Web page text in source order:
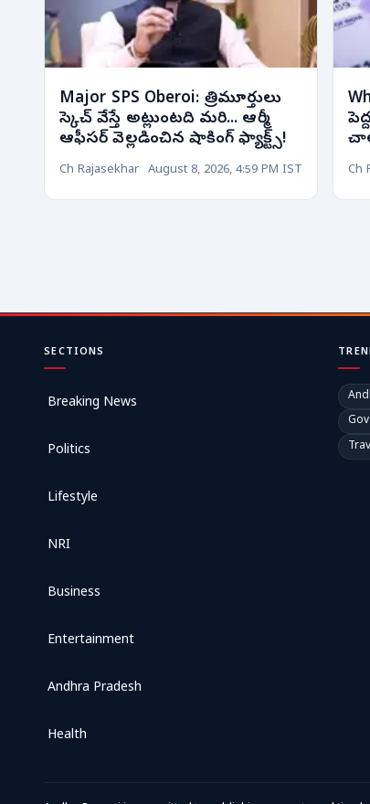
Major SPS Oberoi: త్రిమూర్తులు
స్కెచ్ వేస్తే అట్లుంటది మరి... ఆర్మీ
ఆఫీసర్ వెల్లడించిన షాకింగ్ ఫ్యాక్ట్స్!
Ch Rajasekhar August 8, 2026, 4:59 PM IST Ch
SECTIONS
Breaking News
Politics
Lifestyle
NRI
Business
Entertainment
Andhra Pradesh
Health